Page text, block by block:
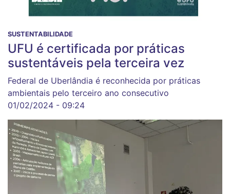
SUSTENTABILIDADE
UFU é certificada por práticas
sustentáveis pela terceira vez
Federal de Uberlândia é reconhecida por práticas
ambientais pelo terceiro ano consecutivo
01/02/2024 - 09:24